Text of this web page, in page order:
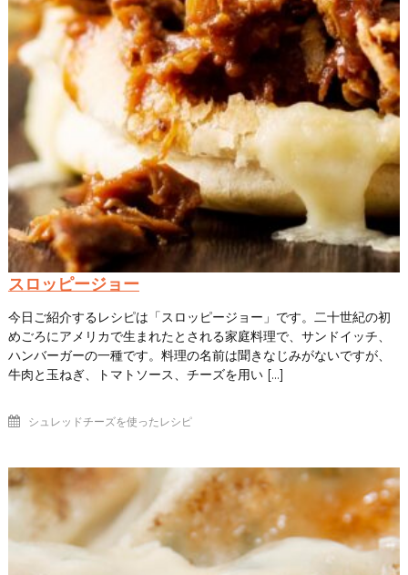
スロッピージョー
今日ご紹介するレシピは「スロッピージョー」です。二十世紀の初
めごろにアメリカで生まれたとされる家庭料理で、サンドイッチ、
ハンバーガーの一種です。料理の名前は聞きなじみがないですが、
牛肉と玉ねぎ、トマトソース、チーズを用い […]
シュレッドチーズを使ったレシピ